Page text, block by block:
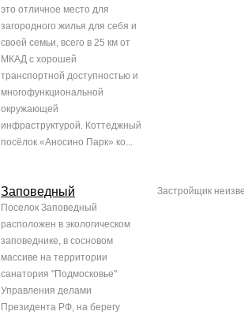
это отличное место для
загородного жилья для себя и
своей семьи, всего в 25 км от
МКАД с хорошей
транспортной доступностью и
многофункциональной
окружающей
инфраструктурой. Коттеджный
посёлок «Аносино Парк» ко...
Заповедный
Поселок Заповедный
расположен в экологическом
заповеднике, в сосновом
массиве на территории
санатория "Подмосковье"
Управления делами
Президента РФ, на берегу
Застройщик